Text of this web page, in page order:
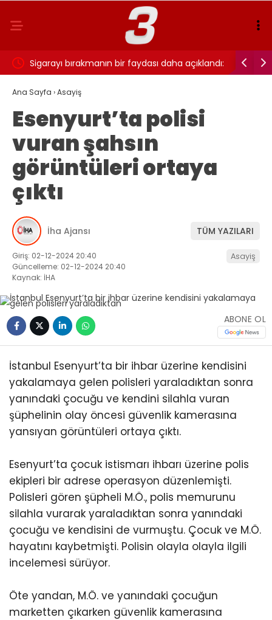
Sigarayı bırakmanın bir faydası daha açıklandı:
Beyin sağlığı için 7 yıl detayı dikkat çekti
Ana Sayfa ›Asayiş
Esenyurt’ta polisi
vuran şahsın
görüntüleri ortaya
çıktı
İha Ajansı TÜM YAZILARI
Giriş: 02-12-2024 20:40
Güncelleme: 02-12-2024 20:40
Kaynak: İHA
Asayiş
ABONE OL
İstanbul Esenyurt’ta bir ihbar üzerine kendisini
yakalamaya gelen polisleri yaraladıktan sonra
yanındaki çocuğu ve kendini silahla vuran
şüphelinin olay öncesi güvenlik kamerasına
yansıyan görüntüleri ortaya çıktı.
Esenyurt’ta çocuk istismarı ihbarı üzerine polis
ekipleri bir adrese operasyon düzenlemişti.
Polisleri gören şüpheli M.Ö., polis memurunu
silahla vurarak yaraladıktan sonra yanındaki
çocuğu ve kendisini de vurmuştu. Çocuk ve M.Ö.
hayatını kaybetmişti. Polisin olayla olayla ilgili
incelemesi sürüyor.
Öte yandan, M.Ö. ve yanındaki çocuğun
marketten çıkarken güvenlik kamerasına